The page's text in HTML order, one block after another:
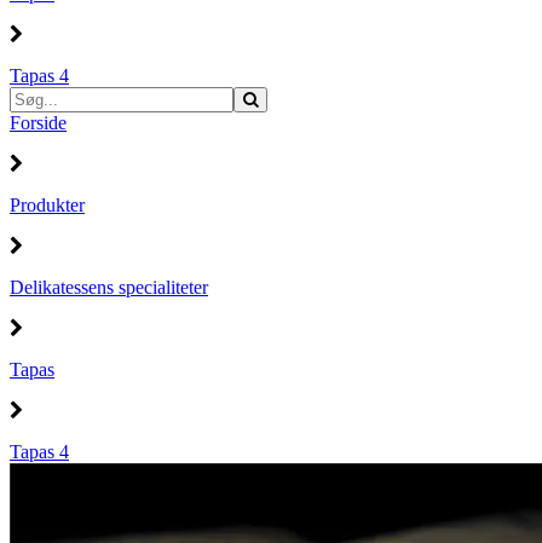
Tapas 4
Forside
Produkter
Delikatessens specialiteter
Tapas
Tapas 4